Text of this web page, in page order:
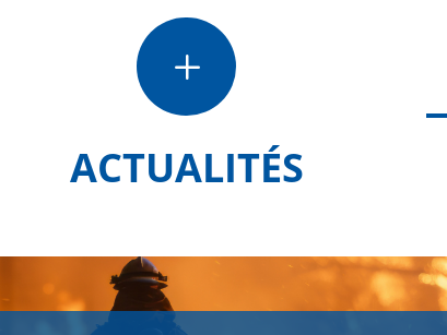
L
ACTUALITÉS